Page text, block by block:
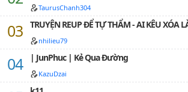
TaurusChanh304
TRUYỆN REUP ĐỂ TỰ THẨM - AI KÊU XÓA
nhilieu79
| JunPhuc | Kẻ Qua Đường
KazuDzai